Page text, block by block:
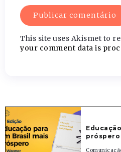
This site uses Akismet to
your comment data is
próspero